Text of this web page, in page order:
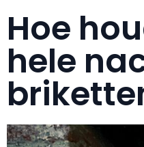
Hoe
hele